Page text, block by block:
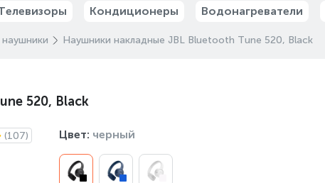
Кондиционеры Водонагреватели
Наушники накладные JBL Bluetooth Tune 520, Black
520, Black
(107) Цвет: черный